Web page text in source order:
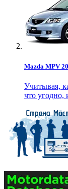
Mazda MPV
Учитывая,
что угодно,